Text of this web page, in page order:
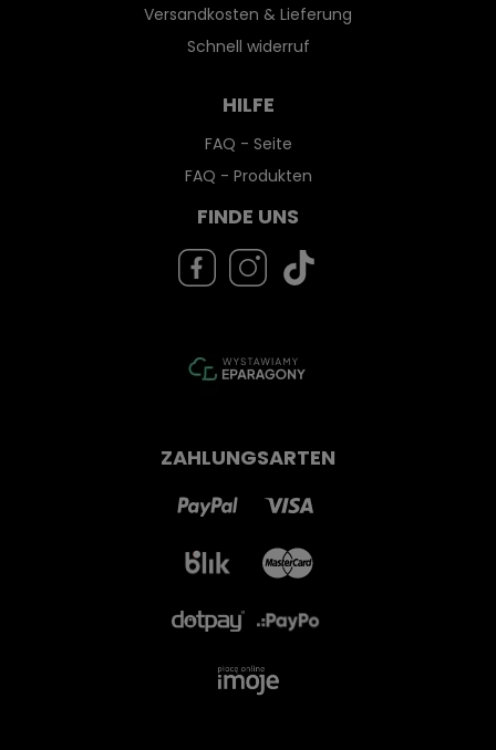
Versandkosten & Lieferung
Schnell widerruf
HILFE
FAQ - Seite
FAQ - Produkten
FINDE UNS
ZAHLUNGSARTEN